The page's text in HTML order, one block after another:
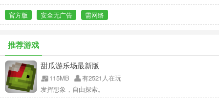
官方版 安全无广告 需网络
推荐游戏
甜瓜游乐场最新版
115MB
有2521人在玩
发挥想象，自由探索。